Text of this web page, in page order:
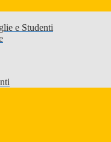
e Studenti